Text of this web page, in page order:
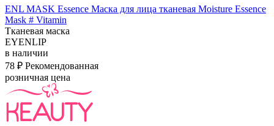
ENL MASK Essence Маска для лица тканевая Moisture Essence
Mask # Vitamin
Тканевая маска
EYENLIP
в наличии
78 ₽ Рекомендованная
розничная цена